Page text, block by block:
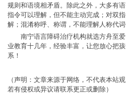
规则和语境相矛盾。除此之外，大多有
指令可以理解，但不能主动完成；对双
解；混淆称呼、称谓，不能理解人称代
南宁语言障碍治疗机构就选方舟至
业教育十几年，经验丰富，让您放心把
系！
（声明：文章来源于网络，不代表本站
若有侵权或异议请联系更正或删除）